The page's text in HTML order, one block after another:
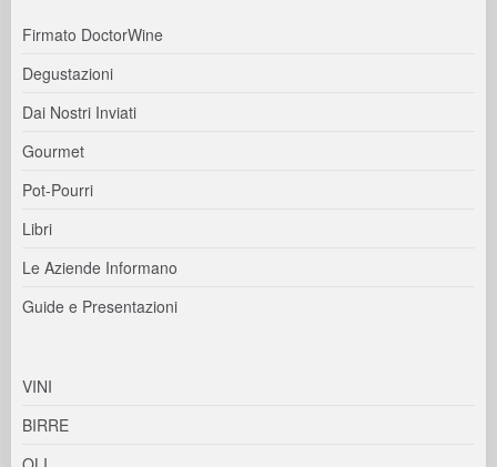
Firmato DoctorWine
Degustazioni
Dai Nostri Inviati
Gourmet
Pot-Pourri
Libri
Le Aziende Informano
Guide e Presentazioni
VINI
BIRRE